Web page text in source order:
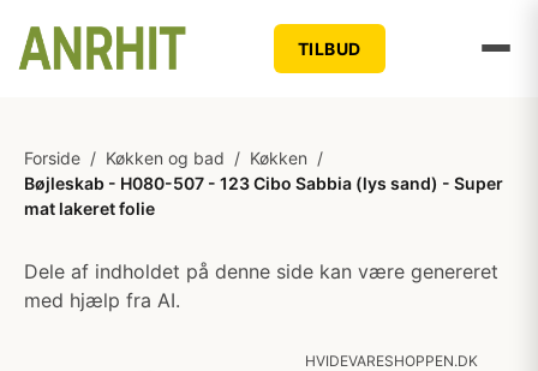
TILBUD
Forside / Køkken og bad / Køkken /
Bøjleskab - H080-507 - 123 Cibo Sabbia (lys sand) - Super
mat lakeret folie
Dele af indholdet på denne side kan være genereret
med hjælp fra AI.
HVIDEVARESHOPPEN.DK